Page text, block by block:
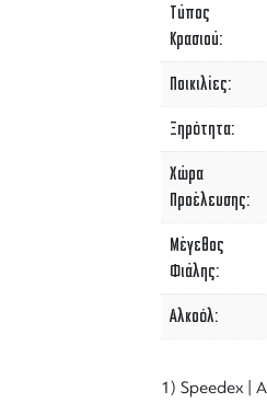
Τύπος
Κρασιού
Ποικιλίες
Ξηρότητα
Χώρα
Προέλευσης
Μέγεθος
Φιάλης
Αλκοόλ
1) Speedex |